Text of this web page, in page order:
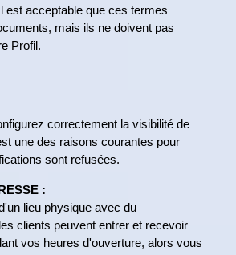
est acceptable que ces termes
mais ils ne doivent pas
Profil.
correctement la visibilité de
une des raisons courantes pour
sont refusées.
:
lieu physique avec du
clients peuvent entrer et recevoir
vos heures d'ouverture, alors vous